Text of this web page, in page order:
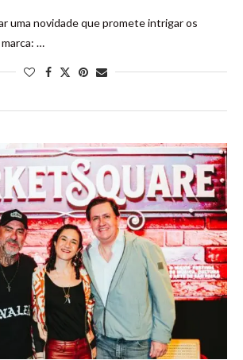
uma novidade que promete intrigar os
…